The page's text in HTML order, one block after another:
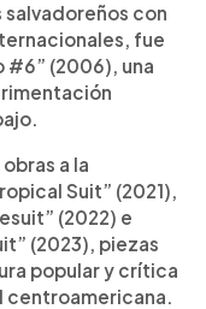
con
fue
#6” (2006), una
a la
Suit” (2021),
(2022) e
(2023), piezas
popular y crítica
centroamericana.